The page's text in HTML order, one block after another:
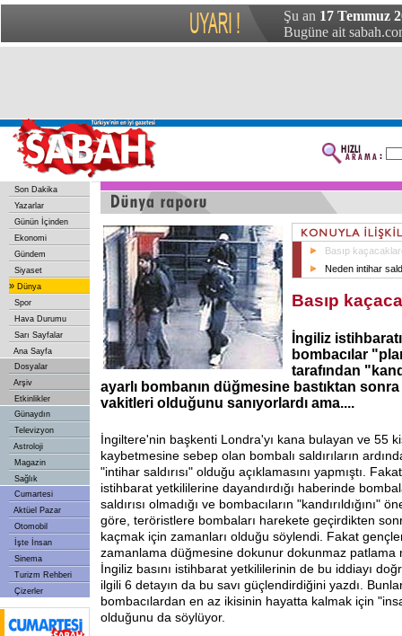
Şu an 17 Temmuz
Bugüne ait
Son Dakika
Yazarlar
Günün İçinden
Ekonomi
Gündem
Siyaset
» Dünya
Spor
Hava Durumu
Sarı Sayfalar
Ana Sayfa
Dosyalar
Arşiv
Etkinlikler
Günaydın
Televizyon
Astroloji
Magazin
Sağlık
Cumartesi
Aktüel Pazar
Otomobil
İşte İnsan
Sinema
Turizm Rehberi
Çizerler
Basıp
Neden intihar
Basıp
İngiliz
bombacılar
tarafından
ayarlı bombanın düğmesine bastıktan
vakitleri olduğunu sanıyorlardı ama....
İngiltere'nin başkenti Londra'yı kana bulayan ve 55
kaybetmesine sebep olan bombalı saldırıların
"intihar saldırısı" olduğu açıklamasını yapmıştı.
istihbarat yetkililerine dayandırdığı haberinde
saldırısı olmadığı ve bombacıların "kandırıldığını"
göre, teröristlere bombaları harekete geçirdikten
kaçmak için zamanları olduğu söylendi. Fakat
zamanlama düğmesine dokunur dokunmaz patlama
İngiliz basını istihbarat yetkililerinin de bu iddiayı
ilgili 6 detayın da bu savı güçlendirdiğini yazdı.
bombacılardan en az ikisinin hayatta kalmak için
olduğunu da söylüyor.